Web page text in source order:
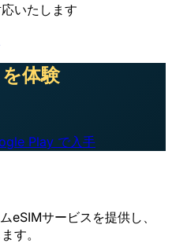
いたします
体験
Play で入手
eSIMサービスを提供し、
す。